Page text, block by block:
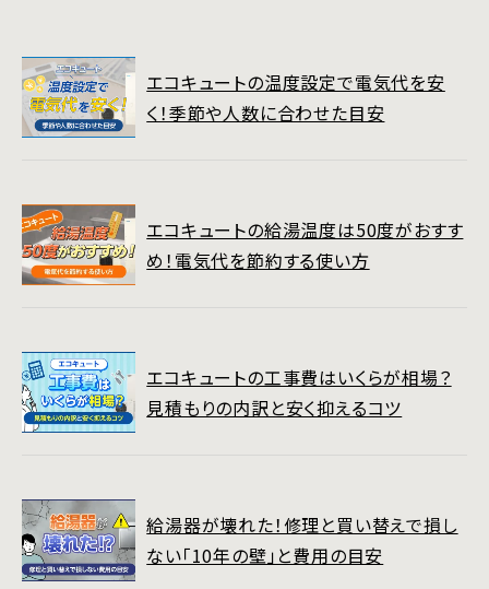
エコキュートの温度設定で電気代を安
く！季節や人数に合わせた目安
エコキュートの給湯温度は50度がおすす
め！電気代を節約する使い方
エコキュートの工事費はいくらが相場？
見積もりの内訳と安く抑えるコツ
給湯器が壊れた！修理と買い替えで損し
ない「10年の壁」と費用の目安